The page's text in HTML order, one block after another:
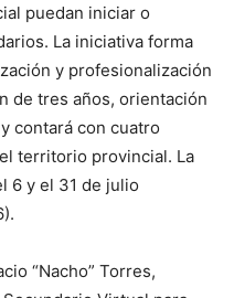
puedan iniciar o
La iniciativa forma
y profesionalización
de tres años, orientación
contará con cuatro
territorio provincial. La
6 y el 31 de julio
“Nacho” Torres,